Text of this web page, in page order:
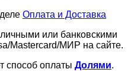
Оплата и Доставка
или банковскими
Mastercard/МИР на сайте.
способ оплаты Долями.